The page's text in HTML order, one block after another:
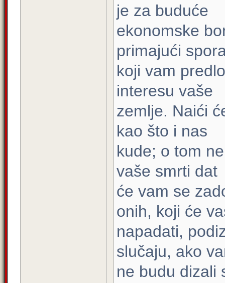
je za buduće
ekonomske
primajući
koji vam
interesu vaše
zemlje. Naići
kao što i nas
kude; o tom
vaše smrti dat
će vam se
onih, koji će
napadati,
slučaju, ako
ne budu dizali